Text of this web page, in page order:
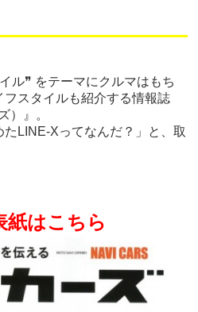
ル❞ をテーマにクルマはもち
スタイルも紹介する情報誌
）』。
LINE-Xってなんだ？」と、取
紙はこちら